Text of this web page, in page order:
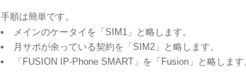
手順は簡単です。
メインのケータイを「SIM1」と略します。
月サポが余っている契約を「SIM2」と略します。
「FUSION IP-Phone SMART」を「Fusion」と略します